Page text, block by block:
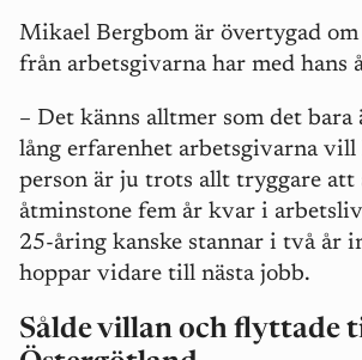
Mikael Bergbom är övertygad
från arbetsgivarna har med hans
– Det känns alltmer som det bara
lång erfarenhet arbetsgivarna vill
person är ju trots allt tryggare att
åtminstone fem år kvar i
25-åring kanske stannar i två år
hoppar vidare till nästa jobb.
Sålde villan och flyttade